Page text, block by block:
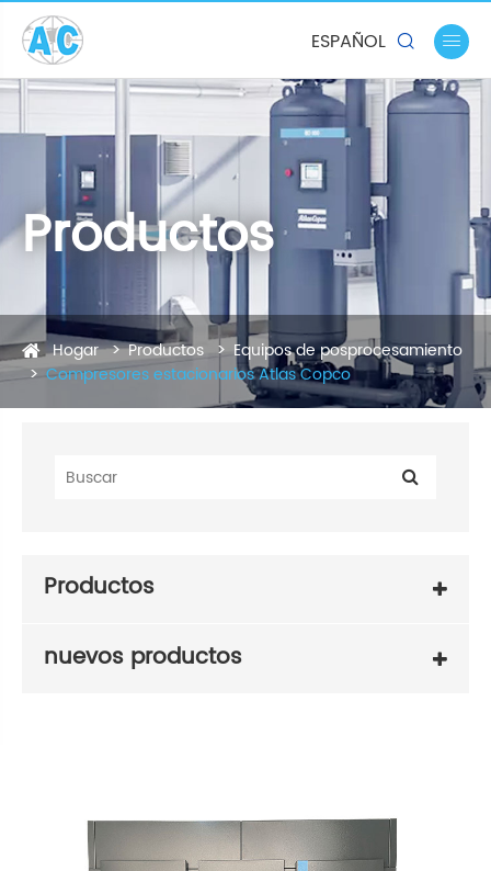
ESPAÑOL  
Productos
Hogar Productos
Equipos de posprocesamiento
Compresores estacionarios Atlas Copco
Productos
nuevos productos